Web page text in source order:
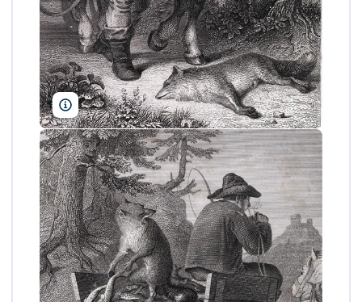
Liszt Collection/Bridgeman Images